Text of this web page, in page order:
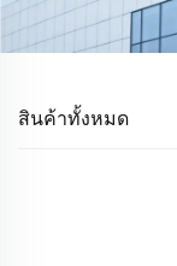
สินค้าทั้งหมด